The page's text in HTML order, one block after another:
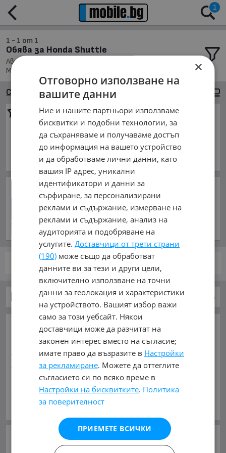
1
1 - 1 от 1
Обява за Honda Shuttle
Автомобили и Джипове, Honda Shuttle; Подредени по:
Марка/Модел/Цена
Сортиране
Honda Shuttle
3 000 €
5 867.49 лв.
май 1990 г., Бензинов
обл. Стара Загора, с. Хрищени
Сапьори премахнаха
съветски експлозиви от
Дунав в центъра на
Будапеща
преди час и 49 минути
Автомобили и Джипове Honda
Виж Още
ОСНОВНИ КАТЕГОРИИ В MOBILE.BG:
Карта на сайта Автомобили и ДжиповеБусове
Камиони Мотоциклети Селскостопански
Индустриални Кари Каравани Яхти и Лодки
Ремаркета Велосипеди Части Аксесоари
Гуми и джанти Купува Услуги
AITO (2) Abarth (32) Acura
Alfa Romeo (795) Alpina (7) Asia
(47) Audi (16224) Austin (2)
СЛЕДВАЙТЕ НИ В:
×
Отговорно използване на
вашите данни
Ние и нашите партньори използваме
бисквитки и подобни технологии, за
да съхраняваме и получаваме достъп
до информация на вашето устройство
и да обработваме лични данни, като
вашия IP адрес, уникални
идентификатори и данни за
сърфиране, за персонализирани
реклами и съдържание, измерване на
реклами и съдържание, анализ на
аудиторията и подобряване на
услугите.Доставчици от трети страни
(190) може също да обработват
данните ви за тези и други цели,
включително използване на точни
данни за геолокация и характеристики
на устройството. Вашият избор важи
само за този уебсайт. Някои
доставчици може да разчитат на
законен интерес вместо на съгласие;
имате право да възразите в Настройки
за рекламиране. Можете да оттеглите
съгласието си по всяко време в
Настройки на бисквитките. Политика
за поверителност
ПРИЕМЕТЕ ВСИЧКИ